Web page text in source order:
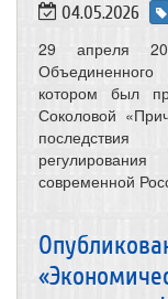
04.05.2026
29 апреля
котором был
Соколовой
современной